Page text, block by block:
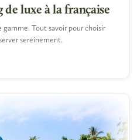
luxe à la française
gamme. Tout savoir pour choisir
sereinement.